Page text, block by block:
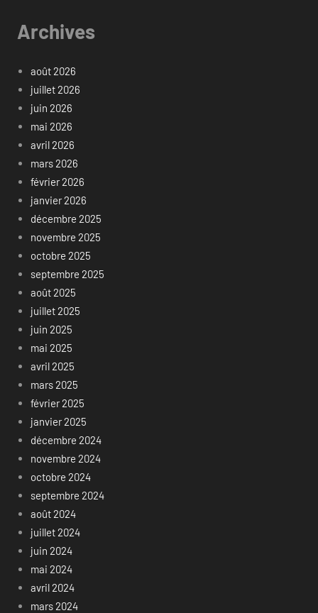
Archives
août 2026
juillet 2026
juin 2026
mai 2026
avril 2026
mars 2026
février 2026
janvier 2026
décembre 2025
novembre 2025
octobre 2025
septembre 2025
août 2025
juillet 2025
juin 2025
mai 2025
avril 2025
mars 2025
février 2025
janvier 2025
décembre 2024
novembre 2024
octobre 2024
septembre 2024
août 2024
juillet 2024
juin 2024
mai 2024
avril 2024
mars 2024